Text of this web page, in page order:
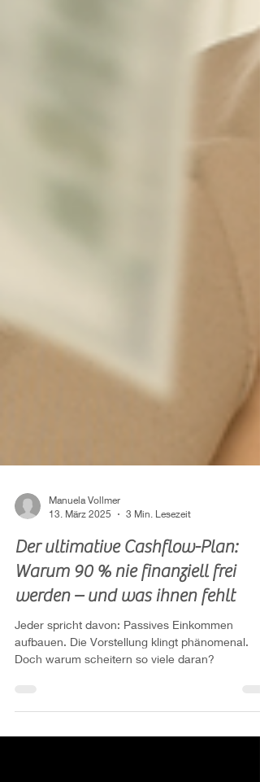
13. März 2025
3 Min. Lesezeit
Der ultimative Cashflow-Plan:
Warum 90 % nie finanziell frei
werden – und was ihnen fehlt
Jeder spricht davon: Passives Einkommen
aufbauen. Die Vorstellung klingt phänomenal.